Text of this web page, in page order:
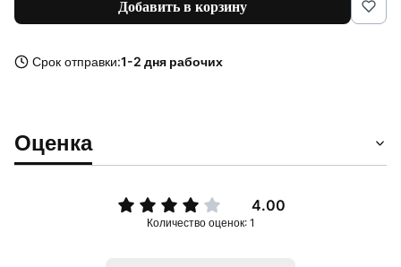
Добавить в корзину
Срок отправки:1-2 дня рабочих
Оценка
4.00
Количество оценок: 1